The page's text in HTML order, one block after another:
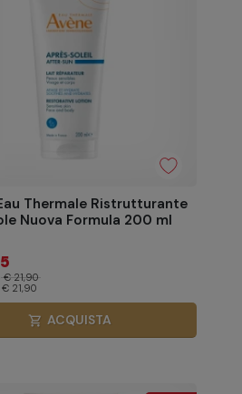
Thermale Ristrutturante
Nuova Formula 200 ml
€ 21,90
€ 21,90
shopping_cart ACQUISTA